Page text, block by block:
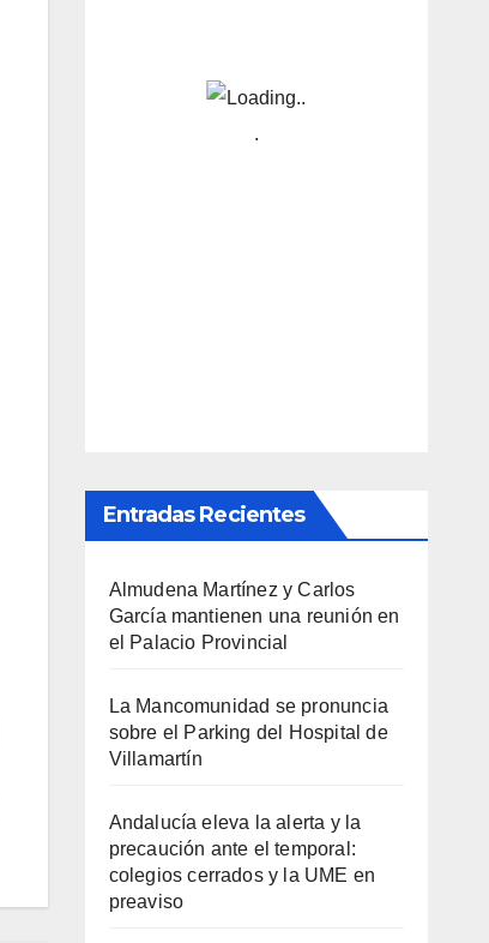
Entradas Recientes
Almudena Martínez y Carlos
García mantienen una reunión en
el Palacio Provincial
La Mancomunidad se pronuncia
sobre el Parking del Hospital de
Villamartín
Andalucía eleva la alerta y la
precaución ante el temporal:
colegios cerrados y la UME en
preaviso